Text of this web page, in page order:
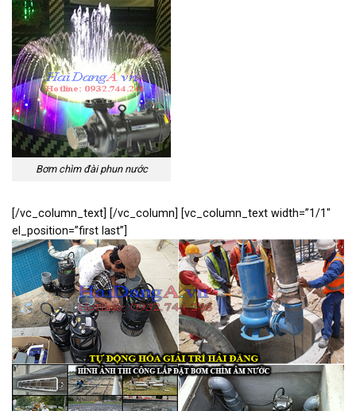
Bơm chìm đài phun nước
[/vc_column_text] [/vc_column] [vc_column_text width=”1/1″
el_position=”first last”]